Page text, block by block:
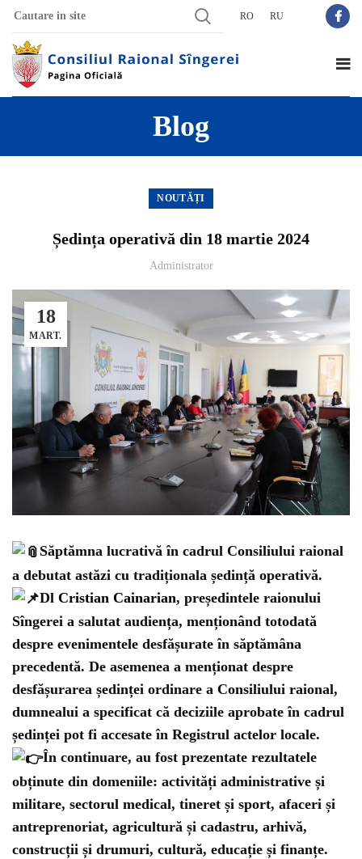
RO RU
Blog
NOUTĂȚI
Ședința operativă din 18 martie 2024
Administrator
18
MART.
Săptămna lucrativă în cadrul Consiliului raional
a debutat astăzi cu tradiționala ședință operativă.
Dl Cristian Cainarian, președintele raionului
Sîngerei a salutat audiența, menționând totodată
despre evenimentele desfășurate în săptămâna
precedentă. De asemenea a menționat despre
desfășurarea ședinței ordinare a Consiliului raional,
dumnealui a specificat că deciziile aprobate în cadrul
ședinței pot fi accesate în Registrul actelor locale.
În continuare, au fost prezentate rezultatele
obținute din domeniile: activități administrative și
militare, sectorul medical, tineret și sport, afaceri și
antreprenoriat, agricultură și cadastru, arhivă,
construcții și drumuri, cultură, educație și finanțe.